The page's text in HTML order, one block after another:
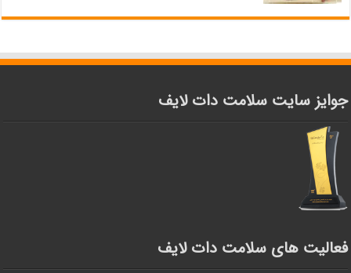
جوایز سایت سلامت دات لایف
فعالیت های سلامت دات لایف